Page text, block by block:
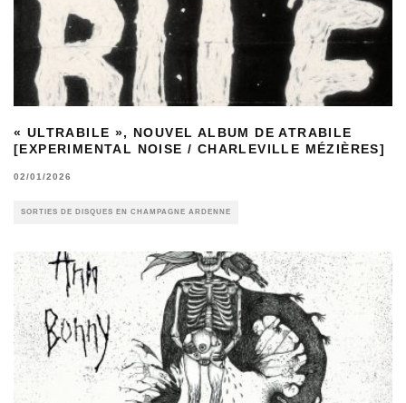
« ULTRABILE », NOUVEL ALBUM DE ATRABILE
[EXPERIMENTAL NOISE / CHARLEVILLE MÉZIÈRES]
02/01/2026
SORTIES DE DISQUES EN CHAMPAGNE ARDENNE